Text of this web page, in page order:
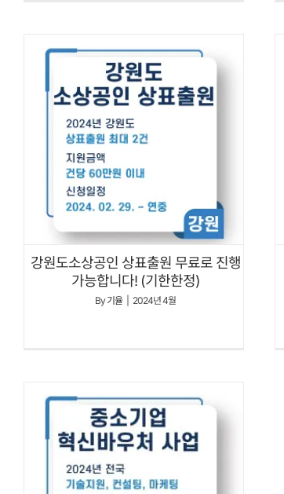
강원도소상공인 상표출원 무료로 진행
가능합니다! (기한한정)
By기율 2024년 4월